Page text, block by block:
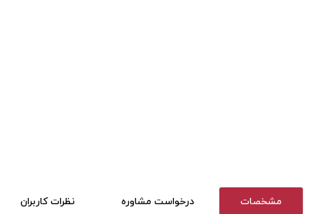
مشخصات درخواست مشاوره نظرات کاربران